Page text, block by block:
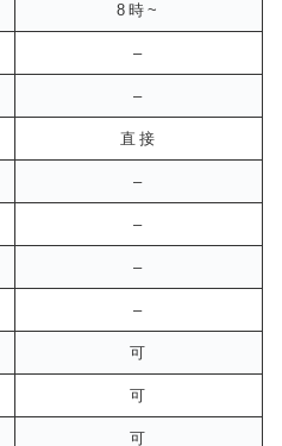
8時~
–
–
直接
–
–
–
–
可
可
可